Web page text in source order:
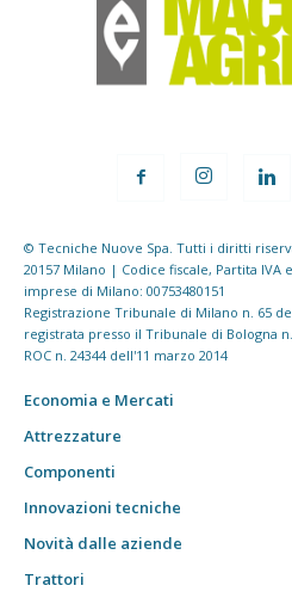
© Tecniche Nuove Spa. Tutti i diritti
20157 Milano | Codice fiscale, Partita IVA
imprese di Milano: 00753480151
Registrazione Tribunale di Milano n. 65
registrata presso il Tribunale di Bologna
ROC n. 24344 dell'11 marzo 2014
Economia e Mercati
Attrezzature
Componenti
Innovazioni tecniche
Novità dalle aziende
Trattori